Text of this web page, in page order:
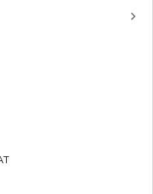
keyboard_arrow_right